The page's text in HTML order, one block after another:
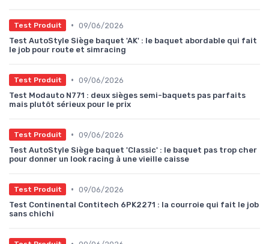
Test Produit • 09/06/2026
Test AutoStyle Siège baquet 'AK' : le baquet abordable qui fait
le job pour route et simracing
Test Produit • 09/06/2026
Test Modauto N771 : deux sièges semi-baquets pas parfaits
mais plutôt sérieux pour le prix
Test Produit • 09/06/2026
Test AutoStyle Siège baquet 'Classic' : le baquet pas trop cher
pour donner un look racing à une vieille caisse
Test Produit • 09/06/2026
Test Continental Contitech 6PK2271 : la courroie qui fait le job
sans chichi